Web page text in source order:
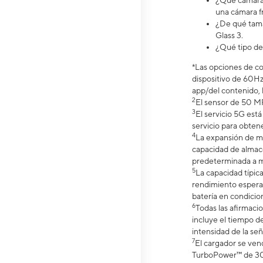
una cámara
¿De qué
Glass 3.
¿Qué tipo
*Las opciones de
dispositivo de
app/del contenido,
2El sensor de 50
3El servicio 5G
servicio para
4La expansión de
capacidad de
predeterminada a
5La capacidad
rendimiento
batería en
6Todas las
incluye el tiempo
intensidad de la
7El cargador se
TurboPower™ de